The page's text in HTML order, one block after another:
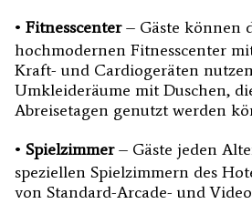
• Fitnesscenter– Gäste können
hochmodernen Fitnesscenter
Kraft- und Cardiogeräten
Umkleideräume mit Duschen,
Abreisetagen genutzt werden
• Spielzimmer– Gäste jeden
speziellen Spielzimmern des
von Standard-Arcade- und